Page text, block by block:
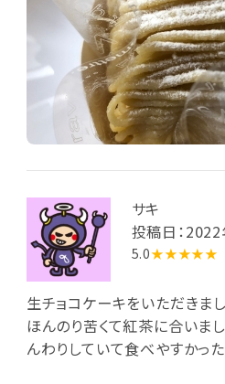
サキ
投稿日：
5.0★★★★★
生チョコケーキをいただきま
ほんのり苦くて紅茶に合いま
んわりしていて食べやすかった